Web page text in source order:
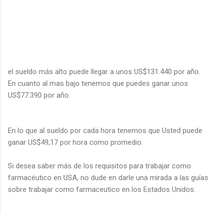
el sueldo más alto puede llegar a unos US$131.440 por año.
En cuanto al mas bajo tenemos que puedes ganar unos
US$77.390 por año.
En lo que al sueldo por cada hora tenemos que Usted puede
ganar US$49,17 por hora como promedio.
Si desea saber más de los requisitos para trabajar como
farmacéutico en USA, no dude en darle una mirada a las guías
sobre trabajar como farmaceutico en los Estados Unidos.